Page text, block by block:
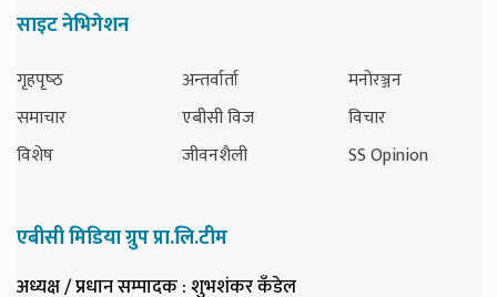
साइट नेभिगेशन
गृहपृष्‍ठ
समाचार
विशेष
अन्तर्वार्ता
एबीसी विज
जीवनशैली
मनोरञ्जन
विचार
SS Opinion
एबीसी मिडिया ग्रुप प्रा.लि.टीम
अध्यक्ष / प्रधान सम्पादक: शुभशंकर कँडेल